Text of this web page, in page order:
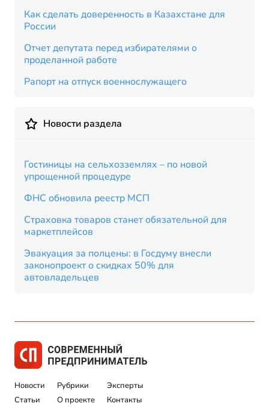
Как сделать доверенность в Казахстане для
России
Отчет депутата перед избирателями о
проделанной работе
Рапорт на отпуск военнослужащего
Новости раздела
Гостиницы на сельхозземлях – по новой
упрощенной процедуре
ФНС обновила реестр МСП
Страховка товаров станет обязательной для
маркетплейсов
Эвакуация за полцены: в Госдуму внесли
законопроект о скидках 50% для
автовладельцев
Новости
Статьи
Рубрики
О проекте
Эксперты
Контакты